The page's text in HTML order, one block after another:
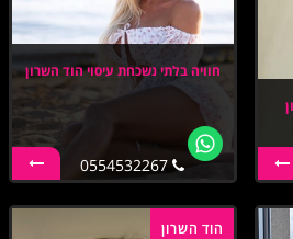
חוויה בלתי נשכחת עיסוי הוד השרון
0554532267
הוד השרון